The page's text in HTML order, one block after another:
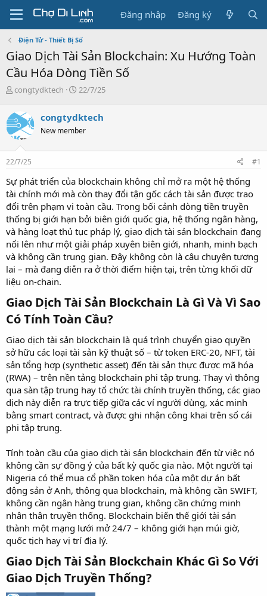
Đăng nhập Đăng ký
Điện Tử - Thiết Bị Số
Giao Dịch Tài Sản Blockchain: Xu Hướng Toàn
Cầu Hóa Dòng Tiền Số
T
r
e
a
d
s
t
r
t
e
r
congtydktech
N
y
g
i
22/7/25
congtydktech
New member
22/7/25 #1
Sự phát triển của blockchain không chỉ mở ra một hệ thống
tài chính mới mà còn thay đổi tận gốc cách tài sản được trao
đổi trên phạm vi toàn cầu. Trong bối cảnh dòng tiền truyền
thống bị giới hạn bởi biên giới quốc gia, hệ thống ngân hàng,
và hàng loạt thủ tục pháp lý, giao dịch tài sản blockchain đang
nổi lên như một giải pháp xuyên biên giới, nhanh, minh bạch
và không cần trung gian. Đây không còn là câu chuyện tương
lai – mà đang diễn ra ở thời điểm hiện tại, trên từng khối dữ
liệu on-chain.
Giao Dịch Tài Sản Blockchain Là Gì Và Vì Sao
Có Tính Toàn Cầu?​
Giao dịch tài sản blockchain là quá trình chuyển giao quyền
sở hữu các loại tài sản kỹ thuật số – từ token ERC-20, NFT, tài
sản tổng hợp (synthetic asset) đến tài sản thực được mã hóa
(RWA) – trên nền tảng blockchain phi tập trung. Thay vì thông
qua sàn tập trung hay tổ chức tài chính truyền thống, các giao
dịch này diễn ra trực tiếp giữa các ví người dùng, xác minh
bằng smart contract, và được ghi nhận công khai trên sổ cái
phi tập trung.
Tính toàn cầu của giao dịch tài sản blockchain đến từ việc nó
không cần sự đồng ý của bất kỳ quốc gia nào. Một người tại
Nigeria có thể mua cổ phần token hóa của một dự án bất
động sản ở Anh, thông qua blockchain, mà không cần SWIFT,
không cần ngân hàng trung gian, không cần chứng minh
nhân thân truyền thống. Blockchain biến thế giới tài sản
thành một mạng lưới mở 24/7 – không giới hạn múi giờ,
quốc tịch hay vị trí địa lý.
Giao Dịch Tài Sản Blockchain Khác Gì So Với
Giao Dịch Truyền Thống?​